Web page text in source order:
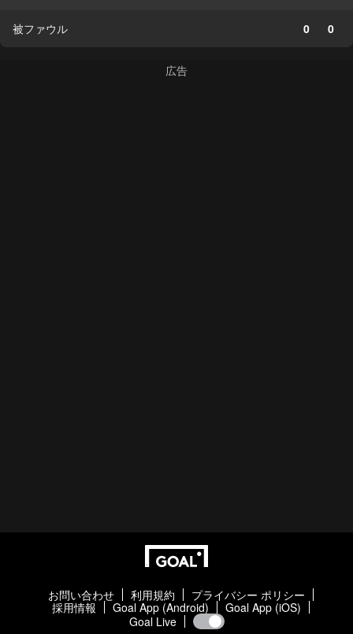
被ファウル 0 0
お問い合わせ 利用規約
プライバシー ポリシー
採用情報
Goal App (Android)
Goal App (iOS)
Goal Live